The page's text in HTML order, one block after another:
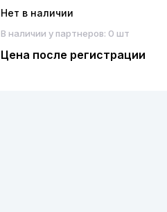
Нет в наличии
В наличии у партнеров: 0 шт
Цена после регистрации